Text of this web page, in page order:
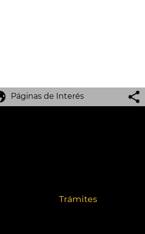
Páginas de Interés
Trámites